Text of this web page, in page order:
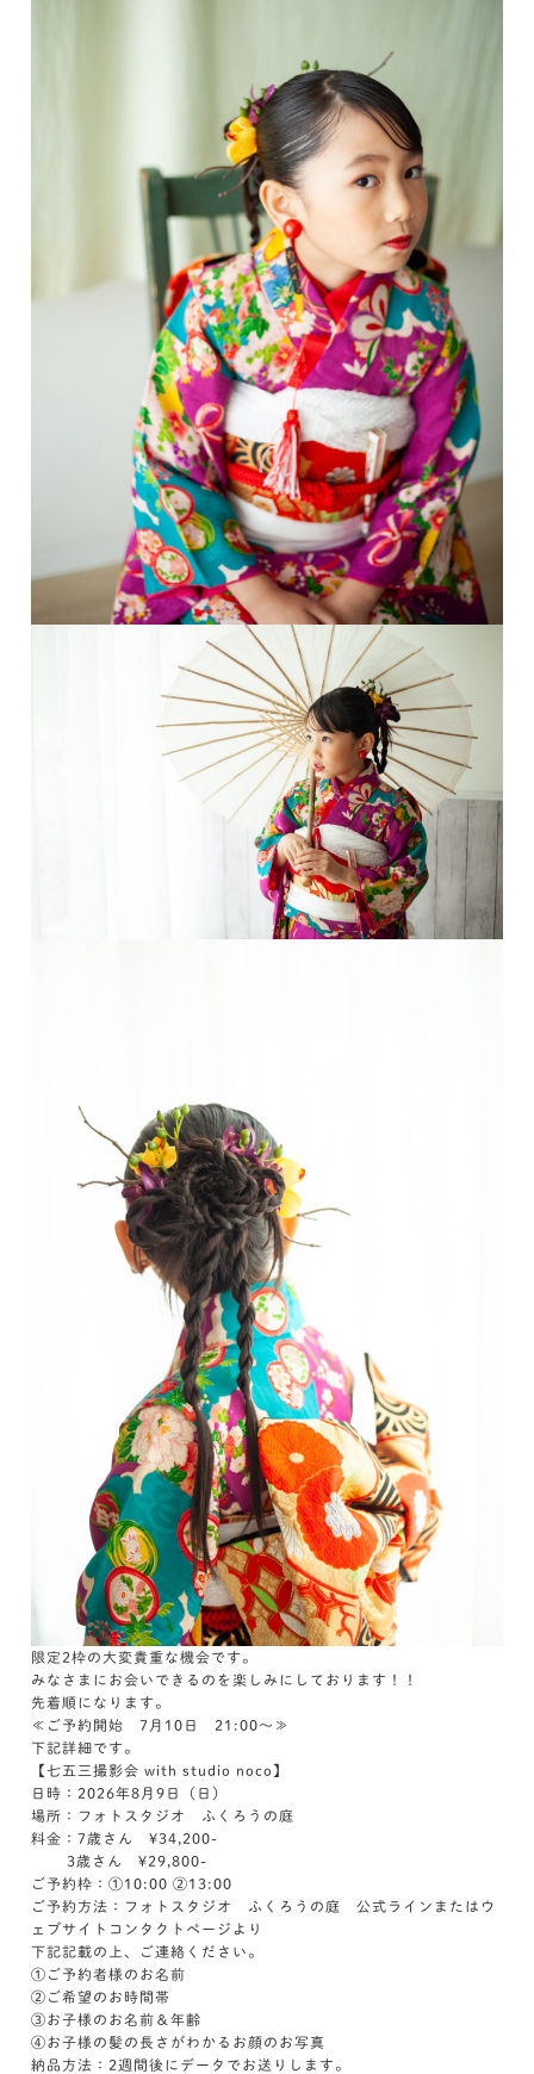
限定2枠の大変貴重な機会です。
みなさまにお会いできるのを楽しみにしております！！
先着順になります。
≪ご予約開始 7月10日 21:00～≫
下記詳細です。
【七五三撮影会 with studio noco】
日時：2026年8月9日（日）
場所：フォトスタジオ ふくろうの庭
料金：7歳さん ¥34,200-
3歳さん ¥29,800-
ご予約枠：①10:00 ②13:00
ご予約方法：フォトスタジオ ふくろうの庭 公式ラインまたはウ
ェブサイトコンタクトページより
下記記載の上、ご連絡ください。
①ご予約者様のお名前
②ご希望のお時間帯
③お子様のお名前＆年齢
④お子様の髪の長さがわかるお顔のお写真
納品方法：2週間後にデータでお送りします。